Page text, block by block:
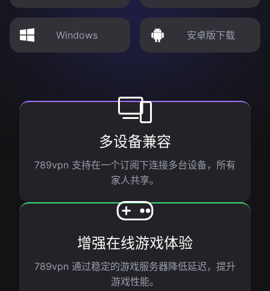
Windows 安卓版下载
多设备兼容
789vpn 支持在一个订阅下连接多台设备，所有
家人共享。
增强在线游戏体验
789vpn 通过稳定的游戏服务器降低延迟，提升
游戏性能。